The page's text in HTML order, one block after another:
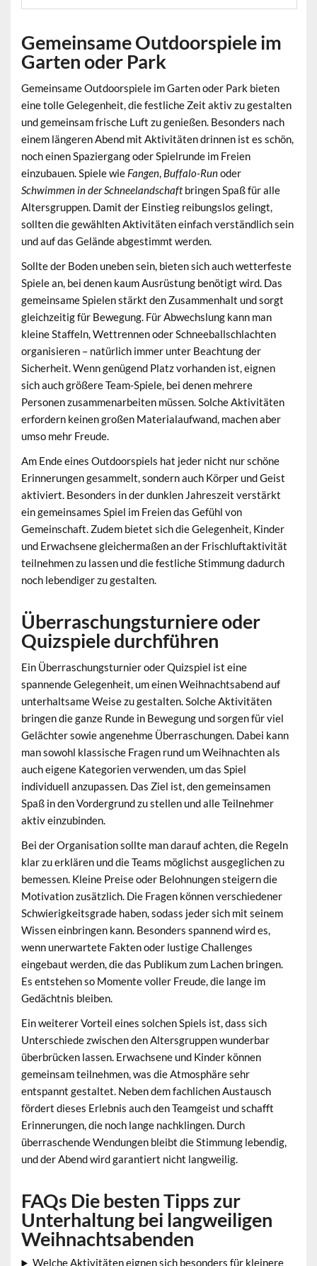
Gemeinsame Outdoorspiele im
Garten oder Park
GemeinsameOutdoorspiele im Garten oder Park bieten
eine tolle Gelegenheit, die festliche Zeit aktiv zu gestalten
und gemeinsam frische Luft zu genießen. Besonders nach
einem längeren Abend mit Aktivitäten drinnen ist es schön,
noch einen Spaziergang oder Spielrunde im Freien
einzubauen. Spiele wie Fangen Buffalo-Runoder
Schwimmen in der Schneelandschaftbringen Spaß für alle
Altersgruppen. Damit der Einstieg reibungslos gelingt,
sollten die gewählten Aktivitäten einfach verständlich sein
und auf das Gelände abgestimmt werden.
Sollte der Boden uneben sein, bieten sich auch wetterfeste
Spiele an, bei denen kaum Ausrüstung benötigt wird. Das
gemeinsame Spielen stärkt den Zusammenhalt und sorgt
gleichzeitig für Bewegung. Für Abwechslung kann man
kleine Staffeln, Wettrennen oder Schneeballschlachten
organisieren – natürlich immer unter Beachtung der
Sicherheit. Wenn genügend Platz vorhanden ist, eignen
sich auch größere Team-Spiele, bei denen mehrere
Personen zusammenarbeiten müssen. Solche Aktivitäten
erfordern keinen großen Materialaufwand, machen aber
umso mehr Freude.
Am Ende eines Outdoorspiels hat jeder nicht nur schöne
Erinnerungen gesammelt, sondern auch Körper und Geist
aktiviert. Besonders in der dunklen Jahreszeit verstärkt
ein gemeinsames Spiel im Freien das Gefühl von
Gemeinschaft. Zudem bietet sich die Gelegenheit, Kinder
und Erwachsene gleichermaßen an der Frischluftaktivität
teilnehmen zu lassen und die festliche Stimmung dadurch
noch lebendiger zu gestalten.
Überraschungsturniere oder
Quizspiele durchführen
Ein Überraschungsturnier oder Quizspiel ist eine
spannende Gelegenheit, um einen Weihnachtsabend auf
unterhaltsame Weise zu gestalten. Solche Aktivitäten
bringen die ganze Runde in Bewegung und sorgen für viel
Gelächter sowie angenehme Überraschungen. Dabei kann
man sowohl klassische Fragen rund um Weihnachten als
auch eigene Kategorien verwenden, um das Spiel
individuell anzupassen. Das Ziel ist, den gemeinsamen
Spaß in den Vordergrund zu stellen und alle Teilnehmer
aktiv einzubinden.
Bei der Organisation sollte man darauf achten, die Regeln
klar zu erklären und die Teams möglichst ausgeglichen zu
bemessen. Kleine Preise oder Belohnungen steigern die
Motivation zusätzlich. Die Fragen können verschiedener
Schwierigkeitsgrade haben, sodass jeder sich mit seinem
Wissen einbringen kann. Besonders spannend wird es,
wenn unerwartete Fakten oder lustige Challenges
eingebaut werden, die das Publikum zum Lachen bringen.
Es entstehen so Momente voller Freude, die lange im
Gedächtnis bleiben.
Ein weiterer Vorteil eines solchen Spiels ist, dass sich
Unterschiede zwischen den Altersgruppen wunderbar
überbrücken lassen. Erwachsene und Kinder können
gemeinsam teilnehmen, was die Atmosphäre sehr
entspannt gestaltet. Neben dem fachlichen Austausch
fördert dieses Erlebnis auch den Teamgeist und schafft
Erinnerungen, die noch lange nachklingen. Durch
überraschende Wendungen bleibt die Stimmung lebendig,
und der Abend wird garantiert nicht langweilig.
FAQs Die besten Tipps zur
Unterhaltung bei langweiligen
Weihnachtsabenden
Welche Aktivitäten eignen sich besonders für kleinere